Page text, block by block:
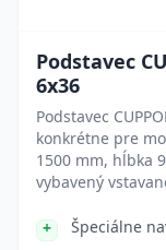
Podstavec
6x36
Podstavec
konkrétne pre
1500 mm, hĺbka
vybavený
Špeciálne